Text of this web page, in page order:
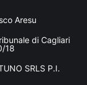
Aresu
di Cagliari
18
SRLS P.I.